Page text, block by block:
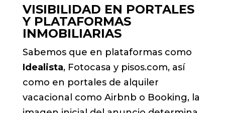
VISIBILIDAD EN PORTALES
Y PLATAFORMAS
INMOBILIARIAS
Sabemos que en plataformas como
Idealista, Fotocasa y pisos.com, así
como en portales de alquiler
vacacional como Airbnb o Booking, la